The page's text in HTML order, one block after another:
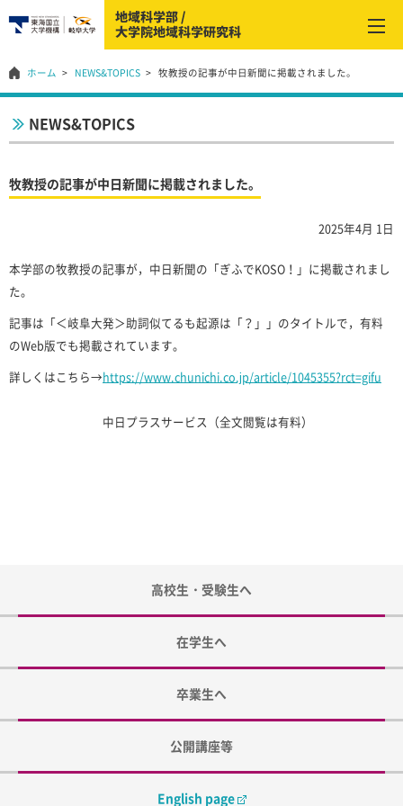
高校生・受験生へ
在学生へ
卒業生へ
公開講座等
English page
ホーム NEWS&TOPICS 牧教授の記事が中日新聞に掲載されました。
NEWS&TOPICS
牧教授の記事が中日新聞に掲載されました。
2025年4月 1日
本学部の牧教授の記事が，中日新聞の「ぎふでKOSO！」に掲載されまし
た。
記事は「＜岐阜大発＞助詞似てるも起源は「？」」のタイトルで，有料
のWeb版でも掲載されています。
詳しくはこちら→https://www.chunichi.co.jp/article/1045355?rct=gifu
中日プラスサービス（全文閲覧は有料）